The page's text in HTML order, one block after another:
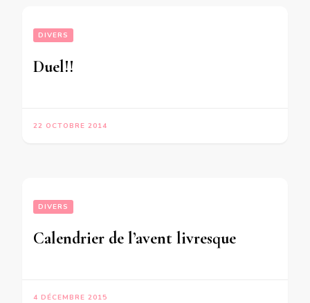
DIVERS
Duel!!
22 OCTOBRE 2014
DIVERS
Calendrier de l’avent livresque
4 DÉCEMBRE 2015